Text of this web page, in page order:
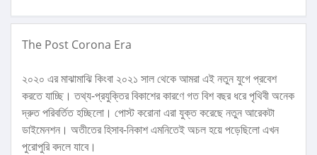
The Post Corona Era
২০২০ এর মাঝামাঝি কিংবা ২০২১ সাল থেকে আমরা এই নতুন যুগে প্রবেশ
করতে যাচ্ছি। তথ্য-প্রযুক্তির বিকাশের কারণে গত বিশ বছর ধরে পৃথিবী অনেক
দ্রুত পরিবর্তিত হচ্ছিলো। পোস্ট করোনা এরা যুক্ত করেছে নতুন আরেকটা
ডাইমেনশন। অতীতের হিসাব-নিকাশ এমনিতেই অচল হয়ে পড়েছিলো এখন
পুরোপুরি বদলে যাবে।